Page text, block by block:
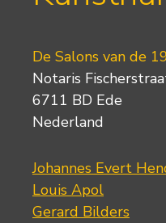
De Salons van de
Notaris
6711 BD Ede
Nederland
Johannes Evert
Louis Apol
Gerard Bilders